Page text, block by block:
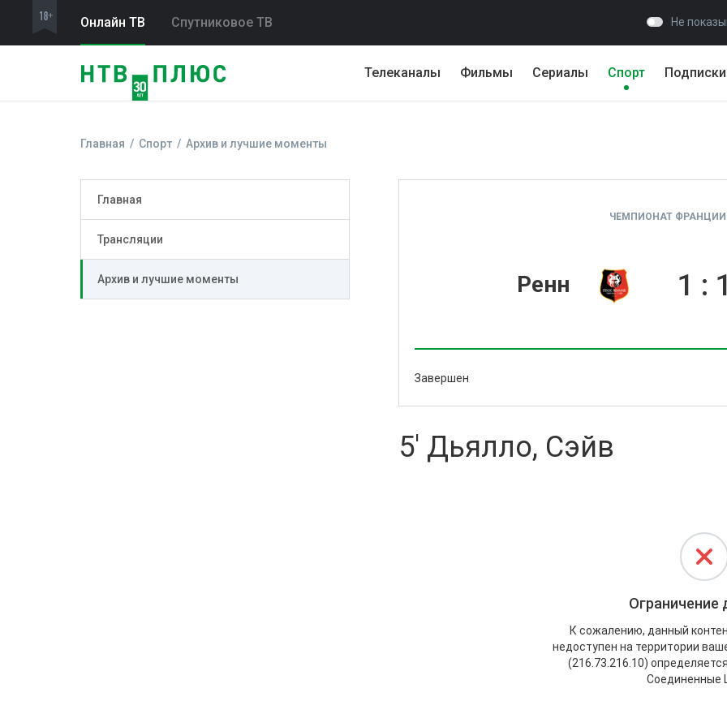
Онлайн ТВ Спутниковое ТВ Не
Телеканалы Фильмы Сериалы Спорт Подписки
Главная Спорт Архив и лучшие моменты
Главная
Трансляции
Архив и лучшие моменты
ЧЕМПИОНАТ ФРАНЦИИ.
Ренн 1 :
Завершен
5' Дьялло, Сэйв